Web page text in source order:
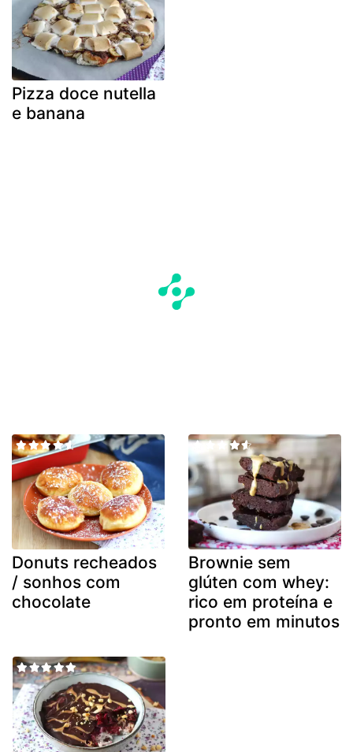
Pizza doce nutella
e banana
Donuts recheados
/ sonhos com
chocolate
Brownie sem
glúten com whey:
rico em proteína e
pronto em minutos